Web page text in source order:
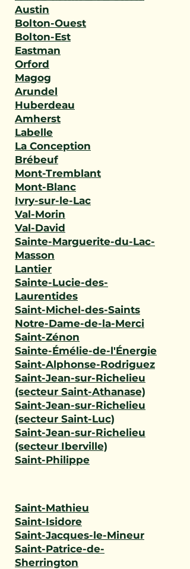
Austin
Bolton-Ouest
Bolton-Est
Eastman
Orford
Magog
Arundel
Huberdeau
Amherst
Labelle
La Conception
Brébeuf
Mont-Tremblant
Mont-Blanc
Ivry-sur-le-Lac
Val-Morin
Val-David
Sainte-Marguerite-du-Lac-
Masson
Lantier
Sainte-Lucie-des-
Laurentides
Saint-Michel-des-Saints
Notre-Dame-de-la-Merci
Saint-Zénon
Sainte-Émélie-de-l'Énergie
Saint-Alphonse-Rodriguez
Saint-Jean-sur-Richelieu
(secteur Saint-Athanase)
Saint-Jean-sur-Richelieu
(secteur Saint-Luc)
Saint-Jean-sur-Richelieu
(secteur Iberville)
Saint-Philippe
Saint-Mathieu
Saint-Isidore
Saint-Jacques-le-Mineur
Saint-Patrice-de-
Sherrington